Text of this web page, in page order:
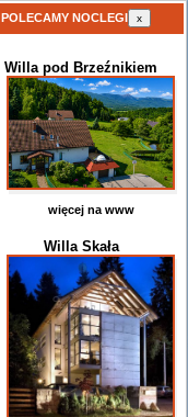
POLECAMY NOCLEGI x
Willa pod Brzeźnikiem
więcej na www
Willa Skała